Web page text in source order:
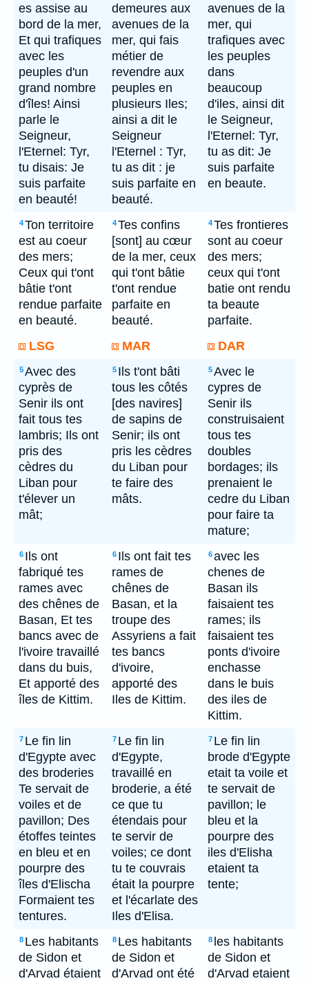
es assise au
bord de la mer,
Et qui trafiques
avec les
peuples d'un
grand nombre
d'îles! Ainsi
parle le
Seigneur,
l'Eternel: Tyr,
tu disais: Je
suis parfaite
en beauté!
demeures aux
avenues de la
mer, qui fais
métier de
revendre aux
peuples en
plusieurs Iles;
ainsi a dit le
Seigneur
l'Eternel : Tyr,
tu as dit : je
suis parfaite en
beauté.
avenues de la
mer, qui
trafiques avec
les peuples
dans
beaucoup
d'iles, ainsi dit
le Seigneur,
l'Eternel: Tyr,
tu as dit: Je
suis parfaite
en beaute.
4Ton territoire
est au coeur
des mers;
Ceux qui t'ont
bâtie t'ont
rendue parfaite
en beauté.
4Tes confins
[sont] au cœur
de la mer, ceux
qui t'ont bâtie
t'ont rendue
parfaite en
beauté.
4Tes frontieres
sont au coeur
des mers;
ceux qui t'ont
batie ont rendu
ta beaute
parfaite.
LSG
MAR DAR
5Avec des
cyprès de
Senir ils ont
fait tous tes
lambris; Ils ont
pris des
cèdres du
Liban pour
t'élever un
mât;
5 Ils t'ont bâti
tous les côtés
[des navires]
de sapins de
Senir; ils ont
pris les cèdres
du Liban pour
te faire des
mâts.
5Avec le
cypres de
Senir ils
construisaient
tous tes
doubles
bordages; ils
prenaient le
cedre du Liban
pour faire ta
mature;
6 Ils ont
fabriqué tes
rames avec
des chênes de
Basan, Et tes
bancs avec de
l'ivoire travaillé
dans du buis,
Et apporté des
îles de Kittim.
6 Ils ont fait tes
rames de
chênes de
Basan, et la
troupe des
Assyriens a fait
tes bancs
d'ivoire,
apporté des
Iles de Kittim.
6avec les
chenes de
Basan ils
faisaient tes
rames; ils
faisaient tes
ponts d'ivoire
enchasse
dans le buis
des iles de
Kittim.
7 Le fin lin
d'Egypte avec
des broderies
Te servait de
voiles et de
pavillon; Des
étoffes teintes
en bleu et en
pourpre des
îles d'Elischa
Formaient tes
tentures.
7 Le fin lin
d'Egypte,
travaillé en
broderie, a été
ce que tu
étendais pour
te servir de
voiles; ce dont
tu te couvrais
était la pourpre
et l'écarlate des
Iles d'Elisa.
7 Le fin lin
brode d'Egypte
etait ta voile et
te servait de
pavillon; le
bleu et la
pourpre des
iles d'Elisha
etaient ta
tente;
8 Les habitants
de Sidon et
d'Arvad étaient
8 Les habitants
de Sidon et
d'Arvad ont été
8 les habitants
de Sidon et
d'Arvad etaient